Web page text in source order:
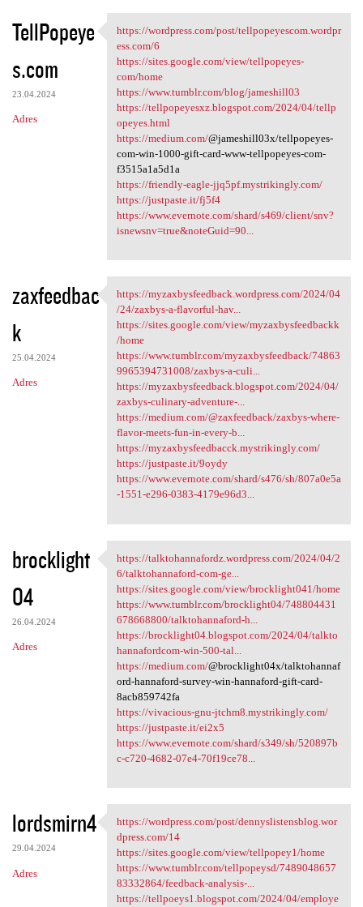
TellPopeye
s.com
23.04.2024
Adres
https://wordpress.com/post
https://wordpress.com/post/tellpopeyescom.wordpr
ess.com/6
https://sites.google.com/view/tellpopeyes-
com/home
https://www.tumblr.com/blog/jameshill03
https://tellpopeyesxz.blogspot.com/2024/04/tellp
opeyes.html
https://medium.com/@jameshill03x/tellpopeyes-
com-win-1000-gift-card-www-tellpopeyes-com-
f3515a1a5d1a
https://friendly-eagle-jjq5pf.mystrikingly.com/
https://justpaste.it/fj5f4
https://www.evernote.com/shard/s469/client/snv?
isnewsnv=true&noteGuid=90...
zaxfeedbac
k
25.04.2024
Adres
https://myzaxbysfeedback
https://myzaxbysfeedback.wordpress.com/2024/04
/24/zaxbys-a-flavorful-hav...
https://sites.google.com/view/myzaxbysfeedbackk
/home
https://www.tumblr.com/myzaxbysfeedback/74863
9965394731008/zaxbys-a-culi...
https://myzaxbysfeedback.blogspot.com/2024/04/
zaxbys-culinary-adventure-...
https://medium.com/@zaxfeedback/zaxbys-where-
flavor-meets-fun-in-every-b...
https://myzaxbysfeedbacck.mystrikingly.com/
https://justpaste.it/9oydy
https://www.evernote.com/shard/s476/sh/807a0e5a
-1551-e296-0383-4179e96d3...
brocklight
04
26.04.2024
Adres
https://talktohannafordz
https://talktohannafordz.wordpress.com/2024/04/2
6/talktohannaford-com-ge...
https://sites.google.com/view/brocklight041/home
https://www.tumblr.com/brocklight04/748804431
678668800/talktohannaford-h...
https://brocklight04.blogspot.com/2024/04/talkto
hannafordcom-win-500-tal...
https://medium.com/@brocklight04x/talktohannaf
ord-hannaford-survey-win-hannaford-gift-card-
8acb859742fa
https://vivacious-gnu-jtchm8.mystrikingly.com/
https://justpaste.it/ei2x5
https://www.evernote.com/shard/s349/sh/520897b
c-c720-4682-07e4-70f19ce78...
lordsmirn4
29.04.2024
Adres
https://wordpress.com/post
https://wordpress.com/post/dennyslistensblog.wor
dpress.com/14
https://sites.google.com/view/tellpopey1/home
https://www.tumblr.com/tellpopeysd/7489048657
83332864/feedback-analysis-...
https://tellpoeys1.blogspot.com/2024/04/employe